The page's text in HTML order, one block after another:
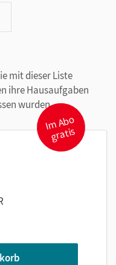
mit dieser Liste
ihre Hausaufgaben
wurden.
I
m
A
b
o
gr
atis